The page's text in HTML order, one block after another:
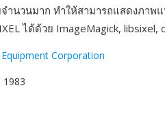
ำนวนมาก ทำให้สามารถแสดงภาพ
ได้ด้วย ImageMagick,
Corporation
: 1983